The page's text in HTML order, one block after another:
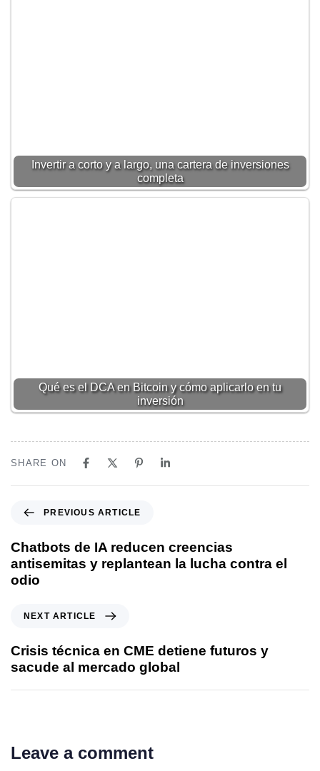
Invertir a corto y a largo, una cartera de inversiones
completa
Qué es el DCA en Bitcoin y cómo aplicarlo en tu
inversión
SHARE ON
Previous Article
PREVIOUS ARTICLE
Chatbots de IA reducen creencias
antisemitas y replantean la lucha contra el
odio
Next Article
NEXT ARTICLE
Crisis técnica en CME detiene futuros y
sacude al mercado global
Leave a comment